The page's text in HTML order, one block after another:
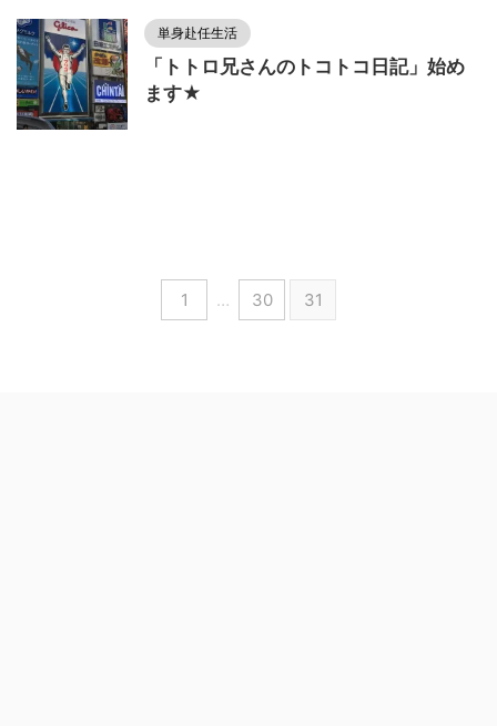
単身赴任生活
「トトロ兄さんのトコトコ日記」始め
ます★
1 … 30 31